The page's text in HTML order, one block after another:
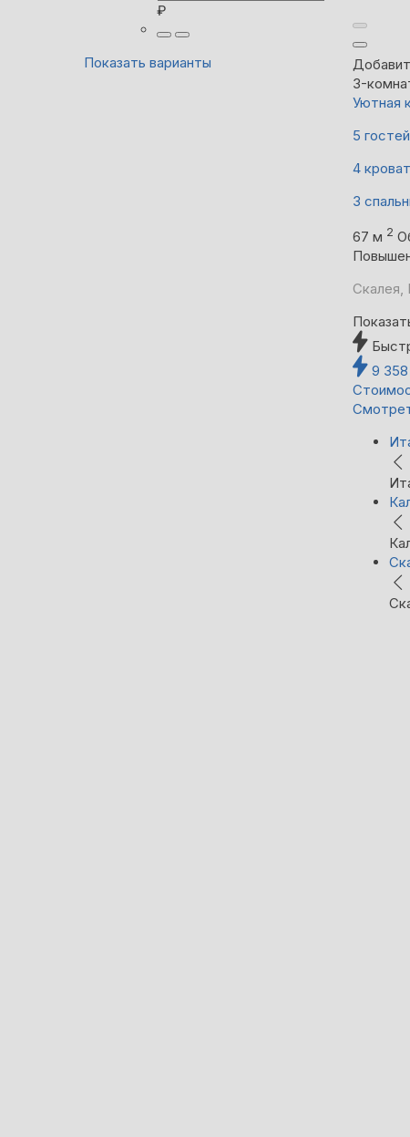
₽
Показать варианты
3-
Уютная
5 гостей
4
3
67 м 2
Скалея,
9 358